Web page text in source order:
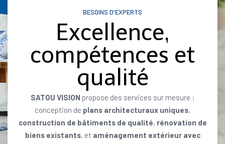
BESOINS D'EXPERTS
Excellence,
compétences et
qualité
SATOU VISION propose des services sur mesure :
conception de plans architecturaux uniques,
construction de bâtiments de qualité, rénovation de
biens existants, et aménagement extérieur avec